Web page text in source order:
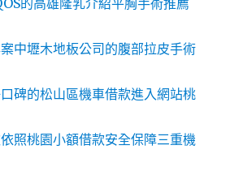
的高雄隆乳介紹平胸手術推薦
中壢木地板公司的腹部拉皮手術
碑的松山區機車借款進入網站桃
照桃園小額借款安全保障三重機